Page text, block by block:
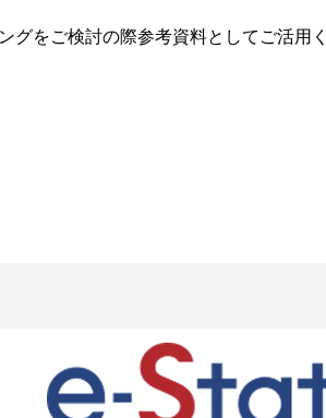
グをご検討の際参考資料としてご活用く